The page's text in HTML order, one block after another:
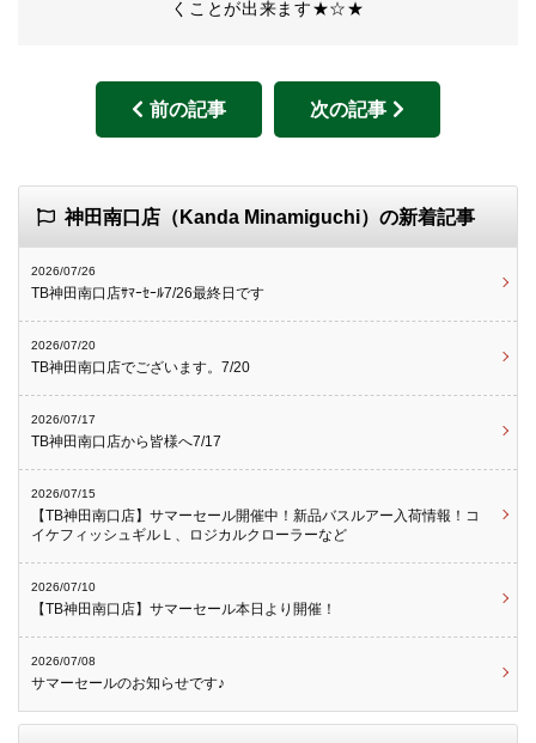
くことが出来ます★☆★
前の記事 次の記事
神田南口店（Kanda Minamiguchi）の新着記事
2026/07/26
TB神田南口店ｻﾏｰｾｰﾙ7/26最終日です
2026/07/20
TB神田南口店でございます。7/20
2026/07/17
TB神田南口店から皆様へ7/17
2026/07/15
【TB神田南口店】サマーセール開催中！新品バスルアー入荷情報！コ
イケフィッシュギルＬ、ロジカルクローラーなど
2026/07/10
【TB神田南口店】サマーセール本日より開催！
2026/07/08
サマーセールのお知らせです♪